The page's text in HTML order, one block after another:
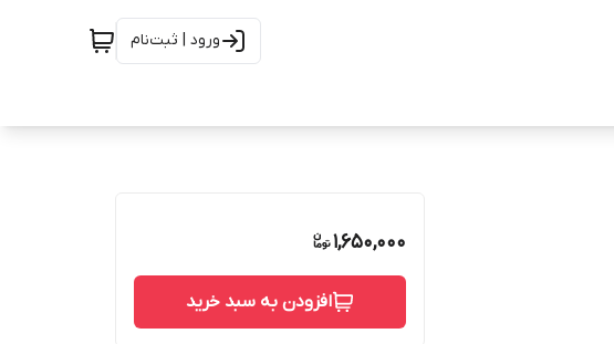
ورود | ثبت‌نام
1,650,000
افزودن به سبد خرید